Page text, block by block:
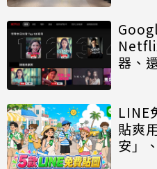
器、
LINE
貼爽
安」